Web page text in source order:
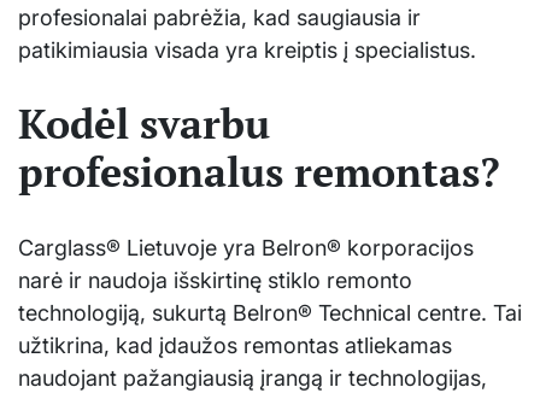
profesionalai pabrėžia, kad saugiausia ir
patikimiausia visada yra kreiptis į specialistus.
Kodėl svarbu
profesionalus remontas?
Carglass® Lietuvoje yra Belron® korporacijos
narė ir naudoja išskirtinę stiklo remonto
technologiją, sukurtą Belron® Technical centre. Tai
užtikrina, kad įdaužos remontas atliekamas
naudojant pažangiausią įrangą ir technologijas,